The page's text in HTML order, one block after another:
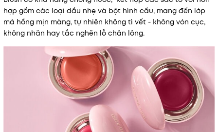
Mã khuyến mãi:
hợp gồm các loại dầu nhẹ và bột hình cầu, mang đến lớp
má hồng mịn màng, tự nhiên không tì vết - không vón cục,
không nhăn hay tắc nghẽn lỗ chân lông.